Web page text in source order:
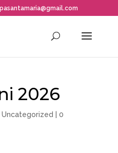
2026
Uncategorized
0